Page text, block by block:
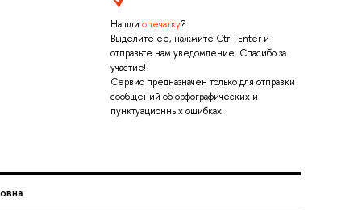
Нашли опечатку?
Выделите её, нажмите Ctrl+Enter и
отправьте нам уведомление. Спасибо за
участие!
Сервис предназначен только для отправки
сообщений об орфографических и
пунктуационных ошибках.